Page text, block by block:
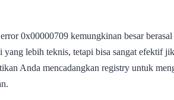
0x00000709 kemungkinan besar
lebih teknis, tetapi bisa sangat efektif
Anda mencadangkan registry untuk